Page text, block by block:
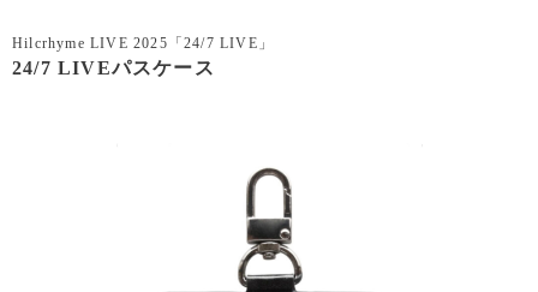
Hilcrhyme LIVE 2025「24/7 LIVE」
24/7 LIVEパスケース